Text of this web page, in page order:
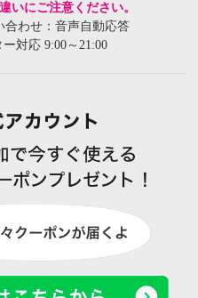
いにご注意ください。
合わせ：音声自動応答
対応 9:00～21:00